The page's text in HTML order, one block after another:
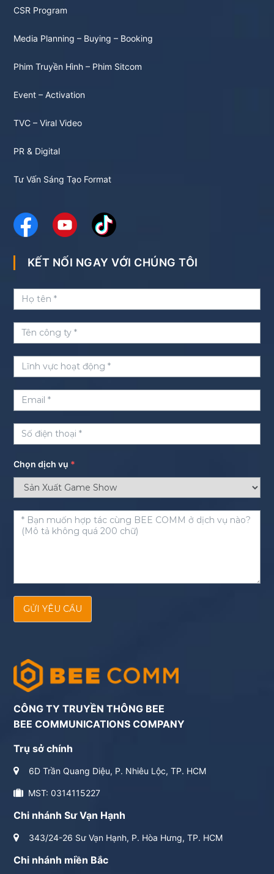
CSR Program
Media Planning – Buying – Booking
Phim Truyền Hình – Phim Sitcom
Event – Activation
TVC – Viral Video
PR & Digital
Tư Vấn Sáng Tạo Format
KẾT NỐI NGAY VỚI CHÚNG TÔI
Chọn dịch vụ *
GỬI YÊU CẦU
CÔNG TY TRUYỀN THÔNG BEE
BEE COMMUNICATIONS COMPANY
Trụ sở chính
6D Trần Quang Diệu, P. Nhiêu Lộc, TP. HCM
MST: 0314115227
Chi nhánh Sư Vạn Hạnh
343/24-26 Sư Vạn Hạnh, P. Hòa Hưng, TP. HCM
Chi nhánh miền Bắc